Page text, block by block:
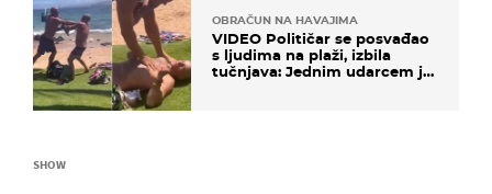
OBRAČUN NA HAVAJIMA
VIDEO Političar se posvađao
s ljudima na plaži, izbila
tučnjava: Jednim udarcem je
SHOW